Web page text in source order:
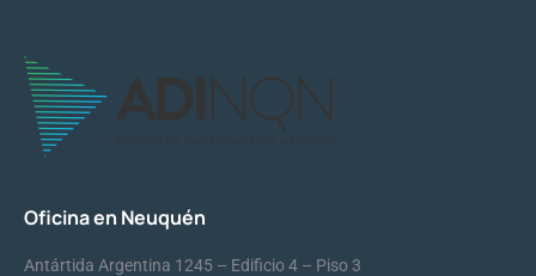
Oficina en Neuquén
Antártida Argentina 1245 – Edificio 4 – Piso 3